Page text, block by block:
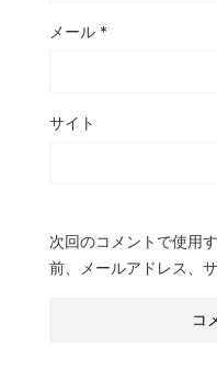
メール *
サイト
次回のコメントで使用
前、メールアドレス、